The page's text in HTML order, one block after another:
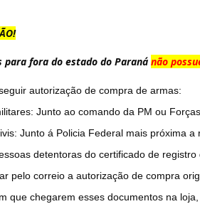
para fora do estado do Paraná não
autorização de compra de armas:
Junto ao comando da PM ou
Junto á Policia Federal mais próxima
detentoras do certificado de
pelo correio a autorização de compra
que chegarem esses documentos na